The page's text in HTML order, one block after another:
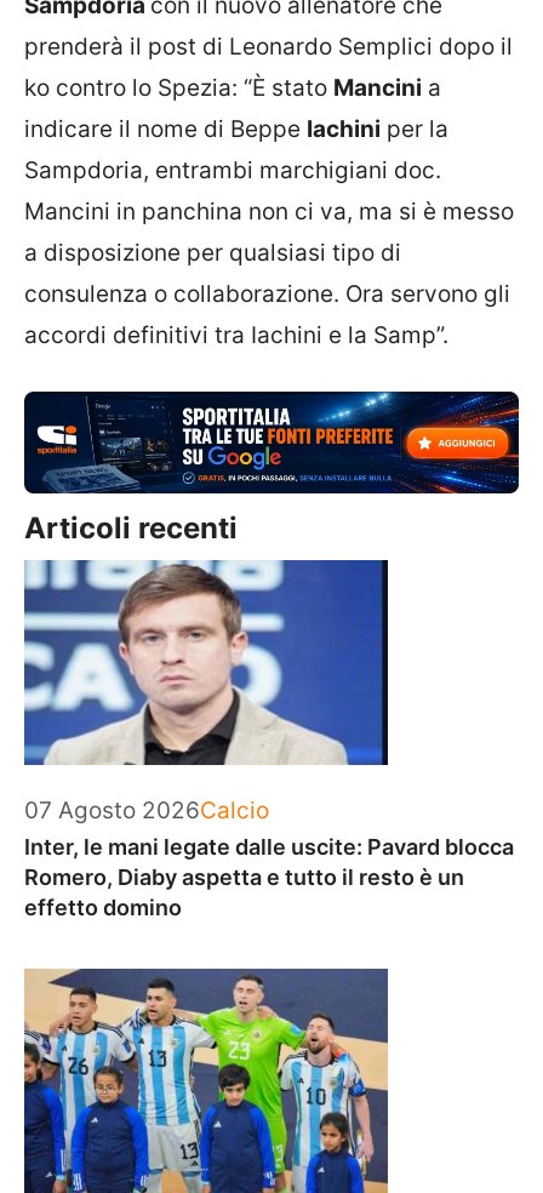
prenderà il post di Leonardo Semplici dopo il
ko contro lo Spezia: “È stato Mancini a
indicare il nome di Beppe Iachini per la
Sampdoria, entrambi marchigiani doc.
Mancini in panchina non ci va, ma si è messo
a disposizione per qualsiasi tipo di
consulenza o collaborazione. Ora servono gli
accordi definitivi tra Iachini e la Samp”.
Articoli recenti
07 Agosto 2026Categorie
Calcio
Inter, le mani legate dalle uscite: Pavard blocca
Romero, Diaby aspetta e tutto il resto è un
effetto domino